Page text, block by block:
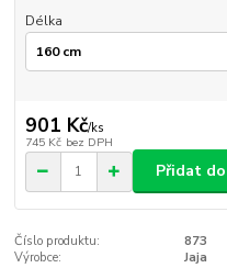
Délka
901 Kč/ks
745 Kč bez DPH
Přidat
Číslo produktu:
873
Výrobce:
Jaja